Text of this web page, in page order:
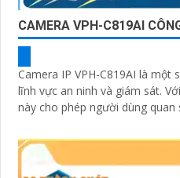
CAMERA VPH-C819AI
Camera IP VPH-C819AI là một
lĩnh vực an ninh và giám sát. Với độ phân giải cao, camera
này cho phép người dùng